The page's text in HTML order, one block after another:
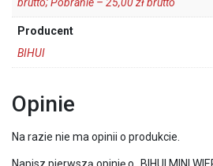
Producent
BIHUI
Opinie
Na razie nie ma opinii o produkcie.